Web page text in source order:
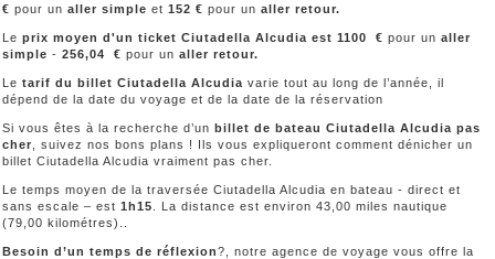
€ pour un aller simple et 152 € pour un aller retour.
Le prix moyen d'un ticket Ciutadella Alcudia est 1100 € pour un aller
simple - 256,04 € pour un aller retour.
Le tarif du billet Ciutadella Alcudia varie tout au long de l’année, il
dépend de la date du voyage et de la date de la réservation
Si vous êtes à la recherche d’un billet de bateau Ciutadella Alcudia pas
cher , suivez nos bons plans ! Ils vous expliqueront comment dénicher un
billet Ciutadella Alcudia vraiment pas cher.
Le temps moyen de la traversée Ciutadella Alcudia en bateau - direct et
sans escale – est 1h15 . La distance est environ 43,00 miles nautique
(79,00 kilométres)..
Besoin d’un temps de réflexion?, notre agence de voyage vous offre la